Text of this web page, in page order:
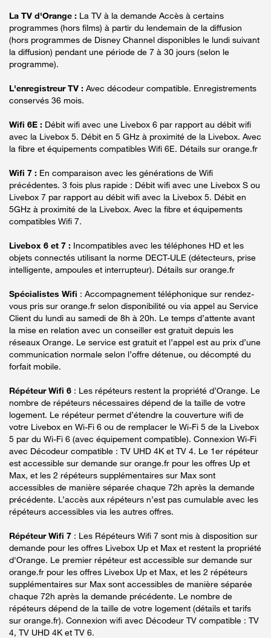
La TV d'Orange : La TV à la demande Accès à certains
programmes (hors films) à partir du lendemain de la diffusion
(hors programmes de Disney Channel disponibles le lundi suivant
la diffusion) pendant une période de 7 à 30 jours (selon le
programme).
L'enregistreur TV : Avec décodeur compatible. Enregistrements
conservés 36 mois.
Wifi 6E : Débit wifi avec une Livebox 6 par rapport au débit wifi
avec la Livebox 5. Débit en 5 GHz à proximité de la Livebox. Avec
la fibre et équipements compatibles Wifi 6E. Détails sur orange.fr
Wifi 7 : En comparaison avec les générations de Wifi
précédentes. 3 fois plus rapide : Débit wifi avec une Livebox S ou
Livebox 7 par rapport au débit wifi avec la Livebox 5. Débit en
5GHz à proximité de la Livebox. Avec la fibre et équipements
compatibles Wifi 7.
Livebox 6 et 7 : Incompatibles avec les téléphones HD et les
objets connectés utilisant la norme DECT-ULE (détecteurs, prise
intelligente, ampoules et interrupteur). Détails sur orange.fr
Spécialistes Wifi : Accompagnement téléphonique sur rendez-
vous pris sur orange.fr selon disponibilité ou via appel au Service
Client du lundi au samedi de 8h à 20h. Le temps d’attente avant
la mise en relation avec un conseiller est gratuit depuis les
réseaux Orange. Le service est gratuit et l’appel est au prix d’une
communication normale selon l’offre détenue, ou décompté du
forfait mobile.
Répéteur Wifi 6 : Les répéteurs restent la propriété d’Orange. Le
nombre de répéteurs nécessaires dépend de la taille de votre
logement. Le répéteur permet d’étendre la couverture wifi de
votre Livebox en Wi-Fi 6 ou de remplacer le Wi-Fi 5 de la Livebox
5 par du Wi-Fi 6 (avec équipement compatible). Connexion Wi-Fi
avec Décodeur compatible : TV UHD 4K et TV 4. Le 1er répéteur
est accessible sur demande sur orange.fr pour les offres Up et
Max, et les 2 répéteurs supplémentaires sur Max sont
accessibles de manière séparée chaque 72h après la demande
précédente. L’accès aux répéteurs n’est pas cumulable avec les
répéteurs accessibles via les autres offres.
Répéteur Wifi 7 : Les Répéteurs Wifi 7 sont mis à disposition sur
demande pour les offres Livebox Up et Max et restent la propriété
d'Orange. Le premier répéteur est accessible sur demande sur
orange.fr pour les offres Livebox Up et Max, et les 2 répéteurs
supplémentaires sur Max sont accessibles de manière séparée
chaque 72h après la demande précédente. Le nombre de
répéteurs dépend de la taille de votre logement (détails et tarifs
sur orange.fr). Connexion wifi avec Décodeur TV compatible : TV
4, TV UHD 4K et TV 6.